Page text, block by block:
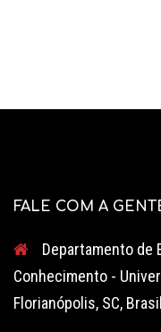
FALE COM A
Departamento de
Conhecimento -
Florianópolis, SC, Brasil